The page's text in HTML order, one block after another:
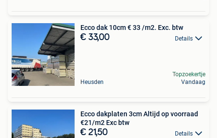
Ecco dak 10cm € 33 /m2. Exc. btw
€ 33,00 Details
Heusden
Topzoekertje
Vandaag
Ecco dakplaten 3cm Altijd op voorraad
€21/m2 Exc btw
€ 21,50 Details